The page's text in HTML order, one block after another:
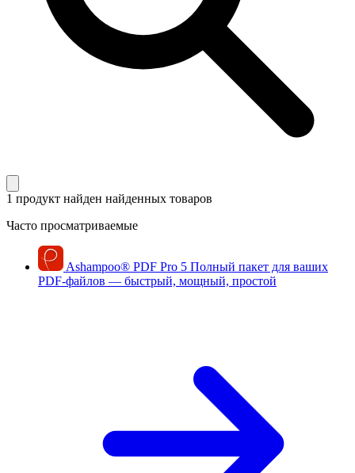
1 продукт найден найденных товаров
Часто просматриваемые
Ashampoo® PDF Pro 5 Полный пакет для ваших
PDF-файлов — быстрый, мощный, простой